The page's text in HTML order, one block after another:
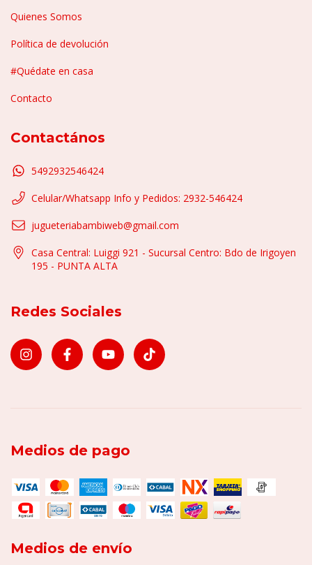
Quienes Somos
Política de devolución
#Quédate en casa
Contacto
Contactános
5492932546424
Celular/Whatsapp Info y Pedidos: 2932-546424
jugueteriabambiweb@gmail.com
Casa Central: Luiggi 921 - Sucursal Centro: Bdo de Irigoyen
195 - PUNTA ALTA
Redes Sociales
Medios de pago
Medios de envío